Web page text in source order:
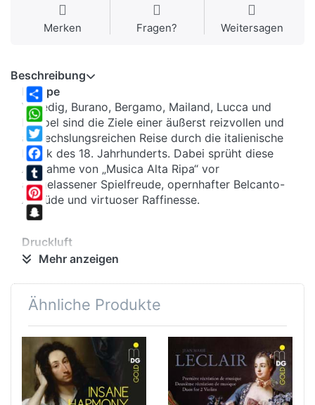
Merken Fragen? Weitersagen
Share
WhatsApp
Twitter
Facebook
Tumblr
Pinterest
Beschreibung
Etappe
Venedig, Burano, Bergamo, Mailand, Lucca und
Neapel sind die Ziele einer äußerst reizvollen und
abwechslungsreichen Reise durch die italienische
Musik des 18. Jahrhunderts. Dabei sprüht diese
Aufnahme von „Musica Alta Ripa“ vor
ausgelassener Spielfreude, opernhafter Belcanto-
Attitüde und virtuoser Raffinesse.
Druckluft
Antonio Vivaldi hat mit seinen Instrumentalwerken
kontrastierenden Wechsels zwischen Solo- und
Tutti- Passagen ist auch im berühmten
im Cellokonzert von Luigi Boccherini zu erkennen.
Vivaldi selbst setzte seinen Stil auch in
Opernkompositionen um. In der Arie der Arianna in
der Oper „Giustino“ finden sich zum Beispiel
komplette Teile seines F-Dur-Blockflötenkonzerts
Mehr anzeigen
Ähnliche Produkte